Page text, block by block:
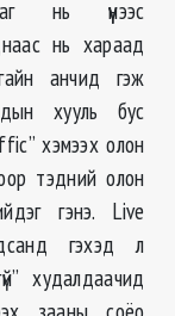
нь үүнээс
нь хараад
анчид гэж
хууль бус
хэмээх олон
тэдний олон
гэнэ. Live
гэхэд л
худалдаачид